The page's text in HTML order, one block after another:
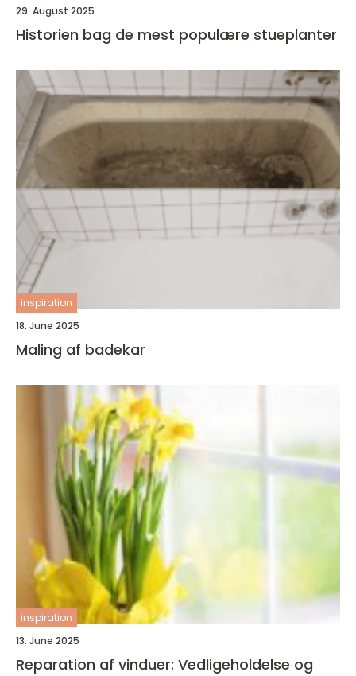
29. August 2025
Historien bag de mest populære stueplanter
inspiration
18. June 2025
Maling af badekar
inspiration
13. June 2025
Reparation af vinduer: Vedligeholdelse og